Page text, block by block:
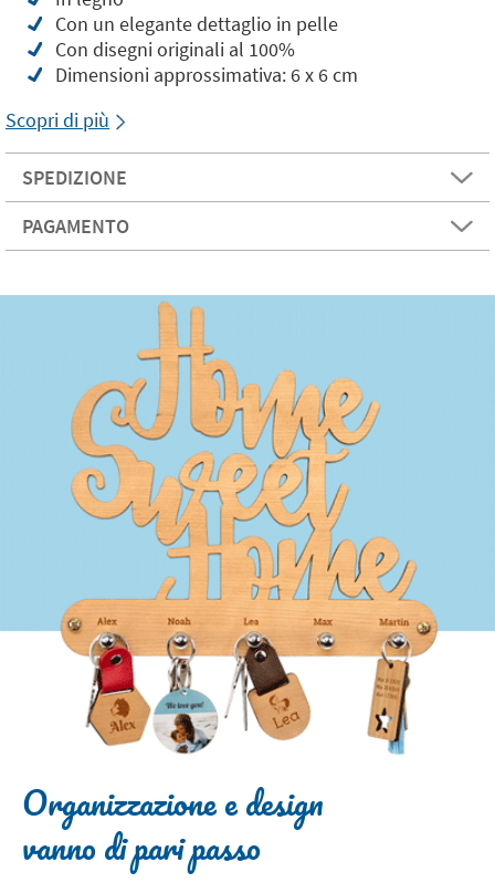
Con un elegante dettaglio in pelle
Con disegni originali al 100%
Dimensioni approssimativa: 6 x 6 cm
Scopri di più
SPEDIZIONE
PAGAMENTO
Organizzazione e design
vanno di pari passo